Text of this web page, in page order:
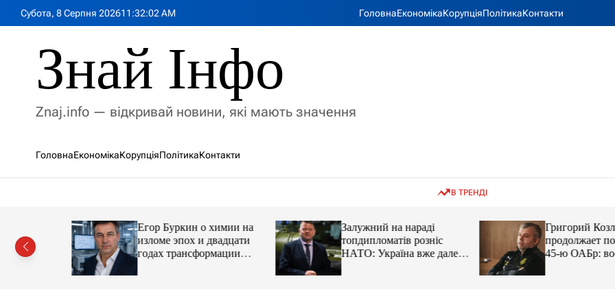
Субота, 8 Серпня 202611 :32:04 AM ГоловнаЕкономікаКорупціяПолітикаКонтакти
Знай Інфо
Znaj.info — відкривай новини, які мають значення
ГоловнаЕкономікаКорупціяПолітикаКонтакти
В ТРЕНДІ
із
Егор Буркин о химии на
изломе эпох и двадцати
годах трансформации
Залужний на нараді
топдипломатів розніс
НАТО: Україна вже далеко
попереду
Григорий
продолжает
45-ю ОАБр: